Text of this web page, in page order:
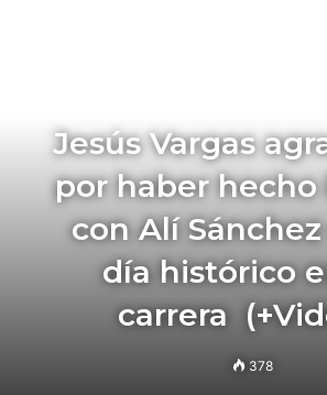
Jesús Vargas
por haber
con Alí
día histórico
carrera
378